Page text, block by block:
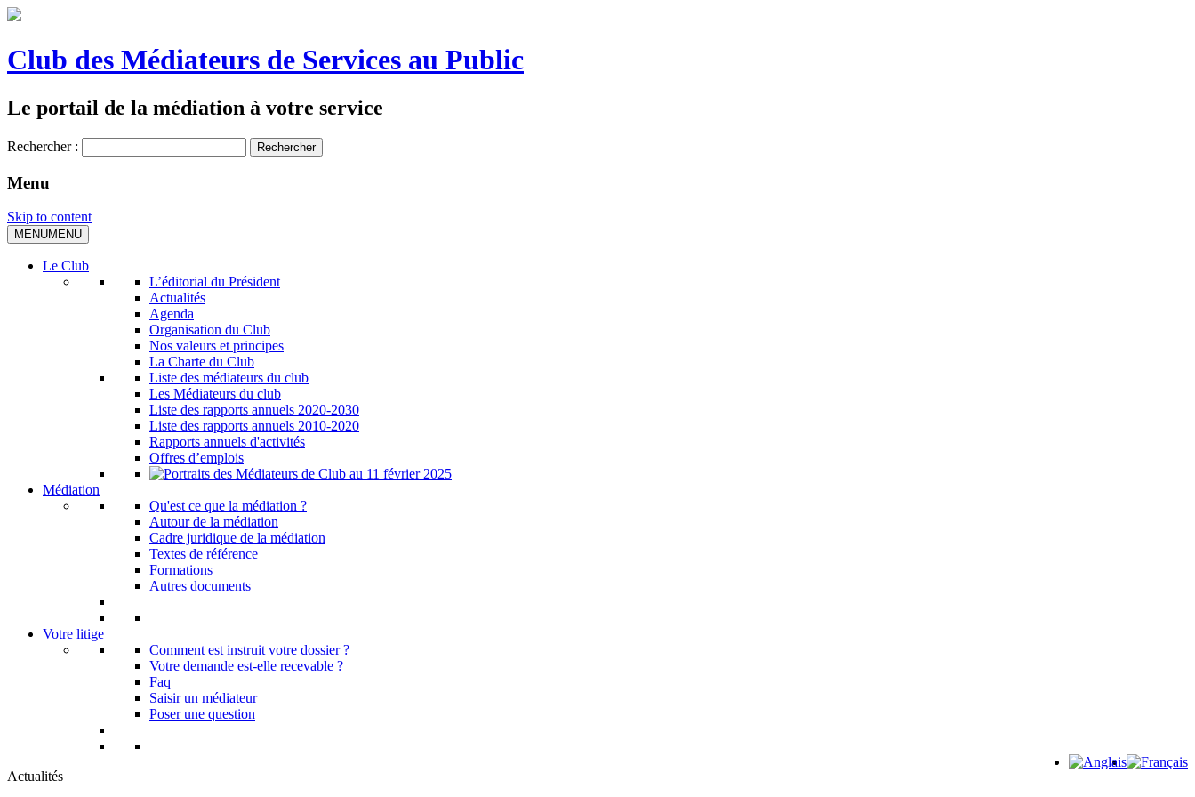
Club des Médiateurs de Services au Public
Le portail de la médiation à votre service
Rechercher :
Menu
Skip to content
MENUMENU
Le Club
L’éditorial du Président
Actualités
Agenda
Organisation du Club
Nos valeurs et principes
La Charte du Club
Liste des médiateurs du club
Les Médiateurs du club
Liste des rapports annuels 2020-2030
Liste des rapports annuels 2010-2020
Rapports annuels d'activités
Offres d’emplois
Médiation
Qu'est ce que la médiation ?
Autour de la médiation
Cadre juridique de la médiation
Textes de référence
Formations
Autres documents
Votre litige
Comment est instruit votre dossier ?
Votre demande est-elle recevable ?
Faq
Saisir un médiateur
Poser une question
Actualités